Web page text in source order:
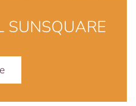
SUNSQUARE